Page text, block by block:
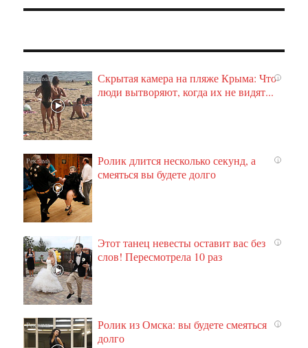
i
Скрытая камера на пляже Крыма: Что
люди вытворяют, когда их не видят...
i
Ролик длится несколько секунд, а
смеяться вы будете долго
i
Этот танец невесты оставит вас без
слов! Пересмотрела 10 раз
i
Ролик из Омска: вы будете смеяться
долго